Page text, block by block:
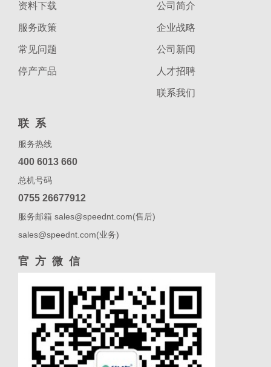
资料下载
服务政策
常见问题
停产产品
公司简介
企业战略
公司新闻
人才招聘
联系我们
联系
服务热线
400 6013 660
总机号码
0755 26677912
服务邮箱 sales@speednt.com(售后)
sales@speednt.com(业务)
官方微信